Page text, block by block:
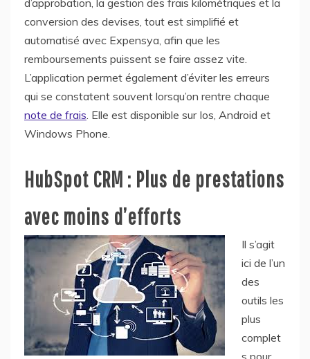
conversion des devises, tout est simplifié et
automatisé avec Expensya, afin que les
remboursements puissent se faire assez vite.
L’application permet également d’éviter les erreurs
qui se constatent souvent lorsqu’on rentre chaque
note de frais . Elle est disponible sur Ios, Android et
Windows Phone.
HubSpot CRM : Plus de prestations
avec moins d’efforts
Il s’agit
ici de l’un
des
outils les
plus
complet
s pour